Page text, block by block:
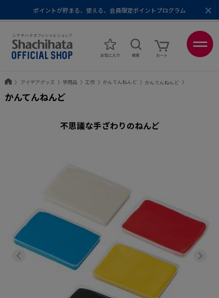
ポイントが貯まる、使える、会員限定ポイントプログラム
メール便1,500円以上 / 宅配便3,500円以上のお買い物で送料無料
あなたに最適なスタンプをシヤチハタがレコメンド
〉 アイデアグッズ 〉 学用品 〉 工作 〉 かんてんねんど 〉 かんてんねんど 〉
かんてんねんど
×
不思議な手ざわりのねんど